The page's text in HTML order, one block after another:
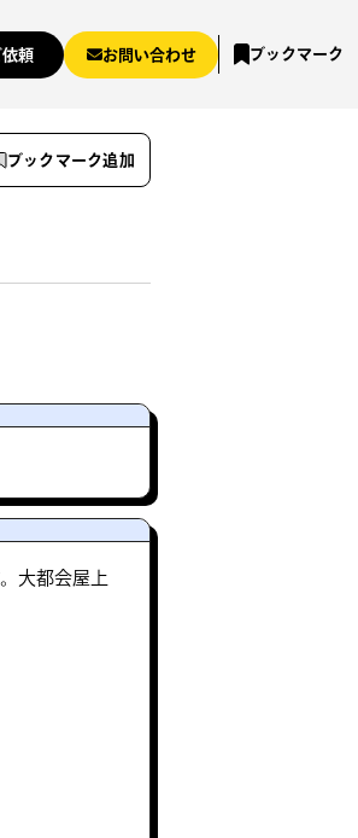
頼 お問い合わせ ブックマーク
大都会屋上
ブックマーク追加